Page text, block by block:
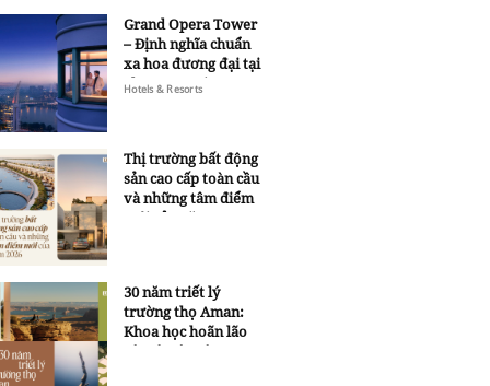
Grand Opera Tower
– Định nghĩa chuẩn
xa hoa đương đại tại
Sheraton Saigon
Hotels & Resorts
Thị trường bất động
sản cao cấp toàn cầu
và những tâm điểm
mới của năm 2026
30 năm triết lý
trường thọ Aman:
Khoa học hoãn lão
và trí tuệ ngàn xưa